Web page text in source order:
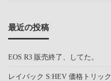
最近の投稿
EOS R3 販売終了、してた。
レイバック S:HEV 価格トリック